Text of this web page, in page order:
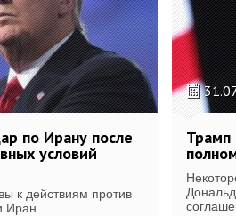
по Ирану после
условий
к действиям против
Иран...
Трамп